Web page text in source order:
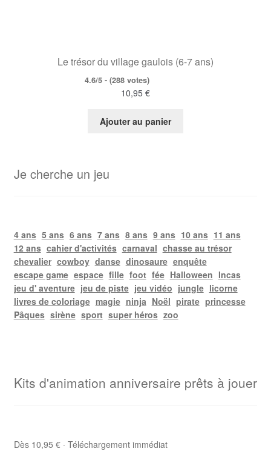
Le trésor du village gaulois (6-7 ans)
4.6/5 - (288 votes)
10,95 €
Ajouter au panier
Je cherche un jeu
4 ans 5 ans 6 ans 7 ans 8 ans 9 ans 10 ans 11 ans
12 ans cahier d'activités carnaval chasse au trésor
chevalier cowboy danse dinosaure enquête
escape game espace fille foot fée Halloween Incas
jeu d' aventure jeu de piste jeu vidéo jungle licorne
livres de coloriage magie ninja Noël pirate princesse
Pâques sirène sport super héros zoo
Kits d'animation anniversaire prêts à jouer
Dès 10,95 € · Téléchargement immédiat